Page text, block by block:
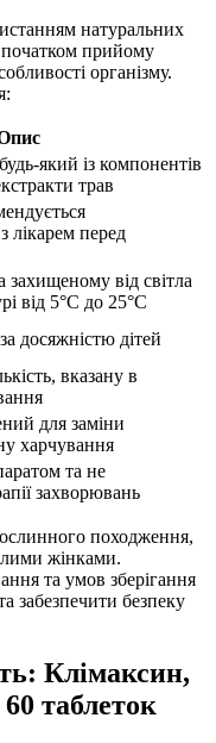
натуральних
прийому
організму.
який із компонентів
трав
лікарем перед
захищеному від світла
від 5°С до 25°С
досяжністю дітей
вказану в
для заміни
харчування
та не
захворювань
походження,
жінками.
та умов зберігання
забезпечити безпеку
Клімаксин,
таблеток